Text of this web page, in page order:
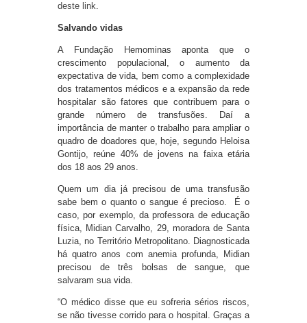
deste link.
Salvando vidas
A Fundação Hemominas aponta que o
crescimento populacional, o aumento da
expectativa de vida, bem como a complexidade
dos tratamentos médicos e a expansão da rede
hospitalar são fatores que contribuem para o
grande número de transfusões. Daí a
importância de manter o trabalho para ampliar o
quadro de doadores que, hoje, segundo Heloisa
Gontijo, reúne 40% de jovens na faixa etária
dos 18 aos 29 anos.
Quem um dia já precisou de uma transfusão
sabe bem o quanto o sangue é precioso. É o
caso, por exemplo, da professora de educação
física, Midian Carvalho, 29, moradora de Santa
Luzia, no Território Metropolitano. Diagnosticada
há quatro anos com anemia profunda, Midian
precisou de três bolsas de sangue, que
salvaram sua vida.
“O médico disse que eu sofreria sérios riscos,
se não tivesse corrido para o hospital. Graças a